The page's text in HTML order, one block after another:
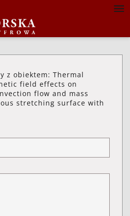
z obiektem: Thermal
field effects on
flow and mass
stretching surface with